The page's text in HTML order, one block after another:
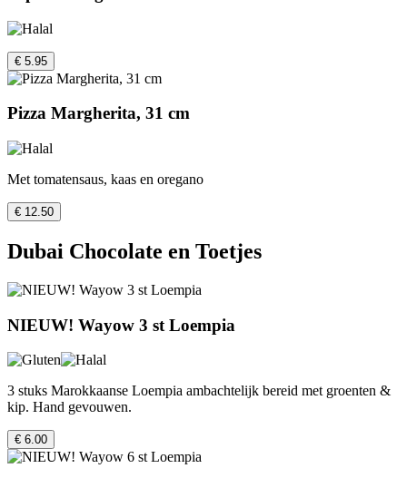
€ 5.95
Pizza Margherita, 31 cm
Met tomatensaus, kaas en oregano
€ 12.50
Dubai Chocolate en Toetjes
NIEUW! Wayow 3 st Loempia
3 stuks Marokkaanse Loempia ambachtelijk bereid met groenten &
kip. Hand gevouwen.
€ 6.00